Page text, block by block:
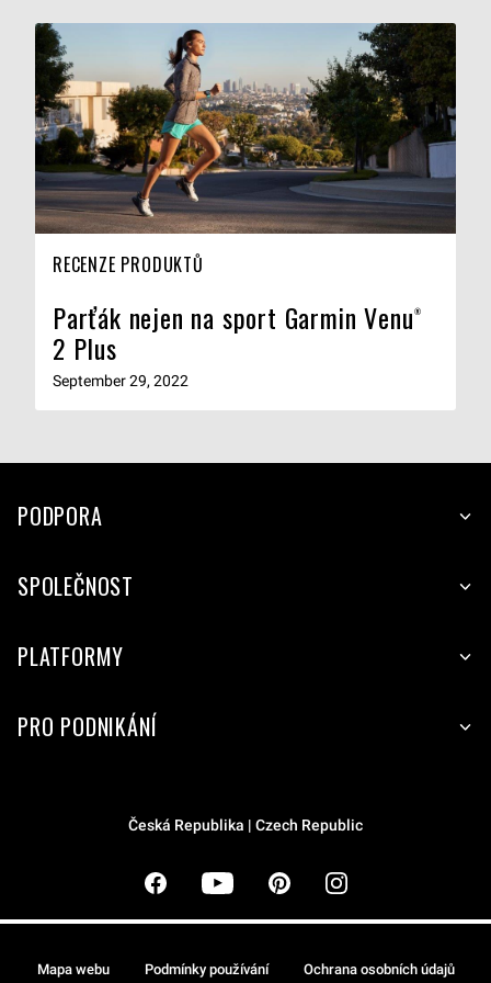
RECENZE PRODUKTŮ
Parťák nejen na sport Garmin Venu®
2 Plus
September 29, 2022
PODPORA
SPOLEČNOST
PLATFORMY
PRO PODNIKÁNÍ
Česká Republika | Czech Republic
Mapa webu Podmínky používání Ochrana osobních údajů